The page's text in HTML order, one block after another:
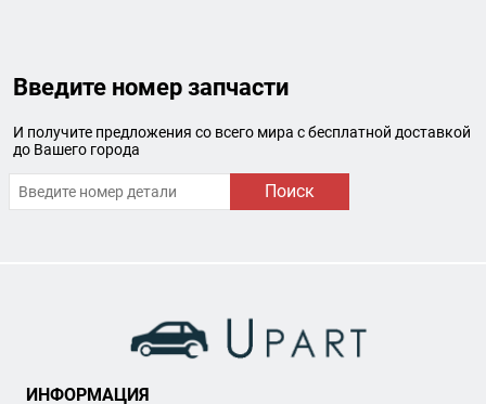
Введите номер запчасти
И получите предложения со всего мира с бесплатной доставкой
до Вашего города
Поиск
ИНФОРМАЦИЯ